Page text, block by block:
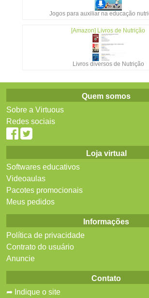
Jogos para auxiliar na educação
[Amazon] Livros de Nutrição
Livros diversos de Nutrição
Quem somos
Sobre a Virtuous
Redes sociais
Loja virtual
Softwares educativos
Videoaulas
Pacotes promocionais
Meus pedidos
Informações
Política de privacidade
Contrato do usuário
Anuncie
Contato
➦ Indique o site